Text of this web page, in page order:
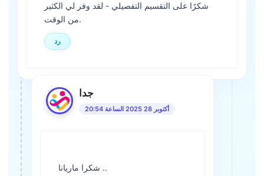
شكرًا على التقسيم التفصيلي - لقد وفر لي الكثير
من الوقت.
رد
جدا
أكتوبر 28 2025 الساعة 20:54
شكرا ماريانا ..